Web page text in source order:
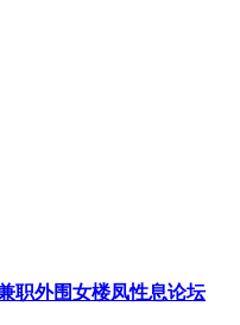
职外围女楼凤性息论坛